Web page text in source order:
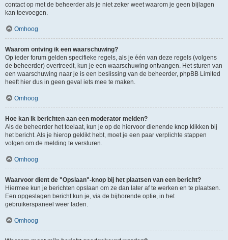
contact op met de beheerder als je niet zeker weet waarom je geen bijlagen
kan toevoegen.
Omhoog
Waarom ontving ik een waarschuwing?
Op ieder forum gelden specifieke regels, als je één van deze regels (volgens
de beheerder) overtreedt, kun je een waarschuwing ontvangen. Het sturen van
een waarschuwing naar je is een beslissing van de beheerder, phpBB Limited
heeft hier dus in geen geval iets mee te maken.
Omhoog
Hoe kan ik berichten aan een moderator melden?
Als de beheerder het toelaat, kun je op de hiervoor dienende knop klikken bij
het bericht. Als je hierop geklikt hebt, moet je een paar verplichte stappen
volgen om de melding te versturen.
Omhoog
Waarvoor dient de "Opslaan"-knop bij het plaatsen van een bericht?
Hiermee kun je berichten opslaan om ze dan later af te werken en te plaatsen.
Een opgeslagen bericht kun je, via de bijhorende optie, in het
gebruikerspaneel weer laden.
Omhoog